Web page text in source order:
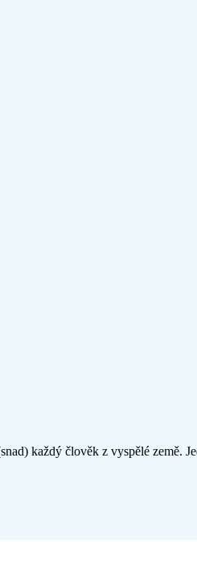
každý člověk z vyspělé země.